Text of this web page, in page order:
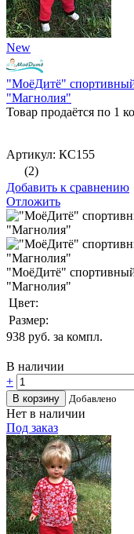
New
"МоёДитё"
"Магнолия"
Товар продаётся по 1
Артикул: КС155
(2)
Добавить к сравнению
Отложить
"МоёДитё"
"Магнолия"
Цвет:
Размер:
938 руб. за компл.
В наличии
+
В корзину Добавлено
Нет в наличии
Под заказ